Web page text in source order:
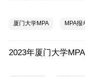
厦门大学MPA MPA报
2023年厦门大学